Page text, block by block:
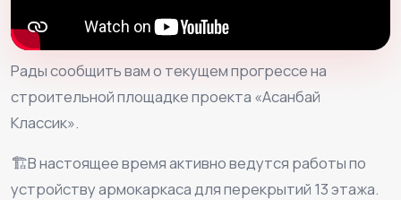
Рады сообщить вам о текущем прогрессе на
строительной площадке проекта «Асанбай
Классик».
🏗️В настоящее время активно ведутся работы по
устройству армокаркаса для перекрытий 13 этажа.